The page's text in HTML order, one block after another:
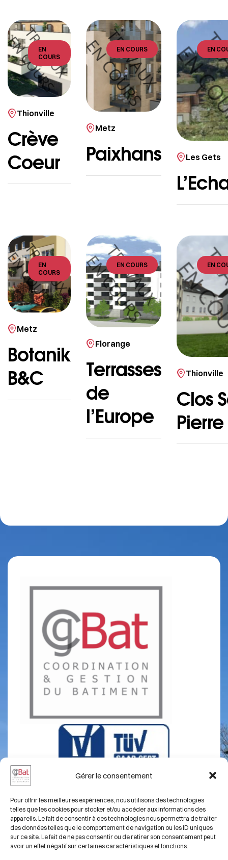
Gérer le consentement
Pour offrir les meilleures expériences, nous utilisons des technologies
telles que les cookies pour stocker et/ou accéder aux informations des
appareils. Le fait de consentir à ces technologies nous permettra de traiter
des données telles que le comportement de navigation ou les ID uniques
sur ce site. Le fait de ne pas consentir ou de retirer son consentement peut
avoir un effet négatif sur certaines caractéristiques et fonctions.
EN
COURS
Thionville
Crève
Coeur
EN COURS
Metz
Paixhans
EN
Les Gets
EN
COURS
Metz
Botanik
B&C
EN COURS
Florange
Terrasses
de
l’Europe
EN
Thionville
Clos
Pierre
A propos
Chantiers
Mentions légales
Contact